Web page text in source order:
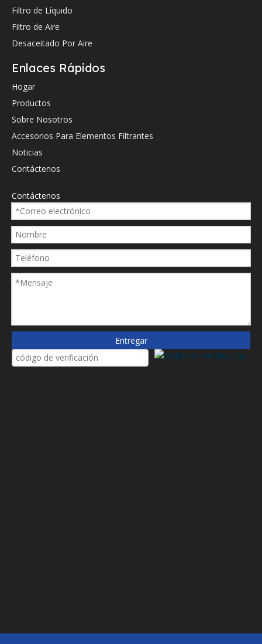
Filtro de Líquido
Filtro de Aire
Desaceitado Por Aire
Enlaces Rápidos
Hogar
Productos
Sobre Nosotros
Accesorios Para Elementos Filtrantes
Noticias
Contáctenos
Contáctenos
Entregar